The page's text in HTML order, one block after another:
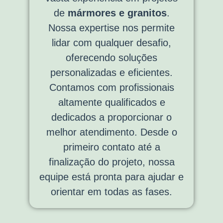
de mármores e granitos.
Nossa expertise nos permite
lidar com qualquer desafio,
oferecendo soluções
personalizadas e eficientes.
Contamos com profissionais
altamente qualificados e
dedicados a proporcionar o
melhor atendimento. Desde o
primeiro contato até a
finalização do projeto, nossa
equipe está pronta para ajudar e
orientar em todas as fases.